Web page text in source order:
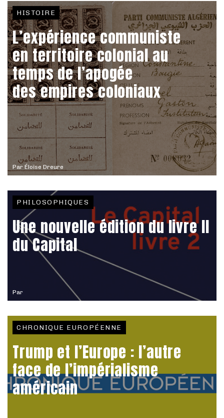
Par Éloïse Dreure
HISTOIRE
L’expérience communiste
en territoire colonial au
temps de l’apogée
des empires coloniaux
Par
PHILOSOPHIQUES
Une nouvelle édition du livre II
du Capital
CHRONIQUE EUROPÉENNE
Trump et l’Europe : l’autre
face de l’impérialisme
américain